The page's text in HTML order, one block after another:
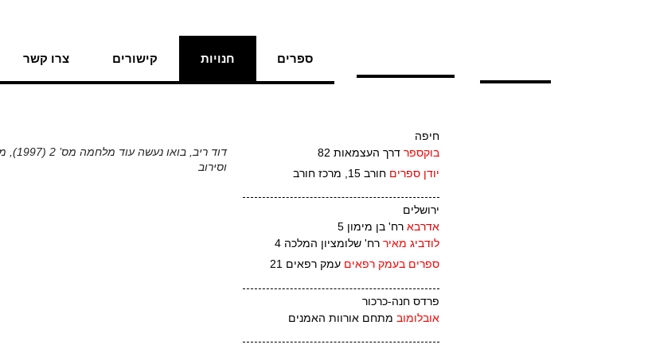
ספרים חנויות קישורים צרו קשר
חיפה
בוקספר דרך העצמאות 82
יודן ספרים חורב 15, מרכז חורב
ירושלים
אדרבא רח' בן מימון 5
לודביג מאיר רח' שלומציון המלכה 4
ספרים בעמק רפאים עמק רפאים 21
פרדס חנה-כרכור
אובלומוב מתחם אורוות האמנים
וסירוב